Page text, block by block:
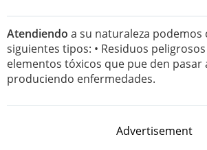
Atendiendo a su naturaleza podemos
siguientes tipos: • Residuos
elementos tóxicos que pue den pasar
produciendo enfermedades.
Advertisement